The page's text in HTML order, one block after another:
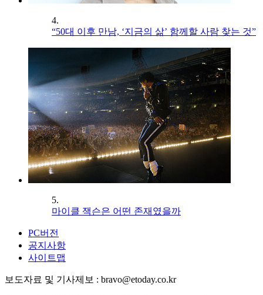
4.
“50대 이후 만남, ‘지금의 삶’ 함께할 사람 찾는 것”
5.
마이클 잭슨은 어떤 존재였을까
PC버전
공지사항
사이트맵
보도자료 및 기사제보 : bravo@etoday.co.kr